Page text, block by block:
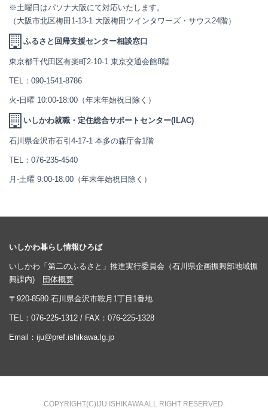
※土曜日はパソナ大阪にて対応いたします。
（大阪市北区梅田1-13-1 大阪梅田ツインタワーズ・サウス24階）
ふるさと回帰支援センター相談窓口
東京都千代田区有楽町2-10-1 東京交通会館8階
TEL： 090-1541-8786
火-日曜 10:00-18:00（年末年始祝日除く）
いしかわ就職・定住総合サポートセンター(ILAC)
石川県金沢市石引4-17-1 本多の森庁舎1階
TEL： 076-235-4540
月-土曜 9:00-18:00（年末年始祝日除く）
いしかわ暮らし情報ひろば
いしかわ「第二のふるさと」推進実行委員会（石川県企画振興部地域振
興課内)
団体概要
〒920-8580 石川県金沢市鞍月1丁目1番地
TEL： 076-225-1312 / FAX：076-225-1328
Email： iju@pref.ishikawa.lg.jp
COPYRIGHT(C)IJU ISHIKAWA ALL RIGHT RESERVED.